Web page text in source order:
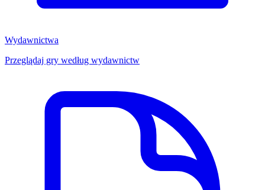
Wydawnictwa
Przeglądaj gry według wydawnictw